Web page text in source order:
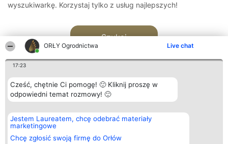
ORŁY Ogrodnictwa Live chat
17:23
Cześć, chętnie Ci pomogę! 🙂 Kliknij proszę w
odpowiedni temat rozmowy! 🙂
Jestem Laureatem, chcę odebrać materiały
marketingowe
Chcę zgłosić swoją firmę do Orłów
wyszukiwarkę. Korzystaj tylko z usług najlepszych!
Szukaj
Organizator plebiscytu
Bright Side Solutions sp. z o.
o. sp. k.
ul. Ruska 22
Wrocław 50-079
Plebiscyt
Laureaci
wszystkich
Laureatów
Kontakt
Kontakt